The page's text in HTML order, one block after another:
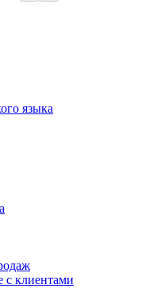
языка
с клиентами